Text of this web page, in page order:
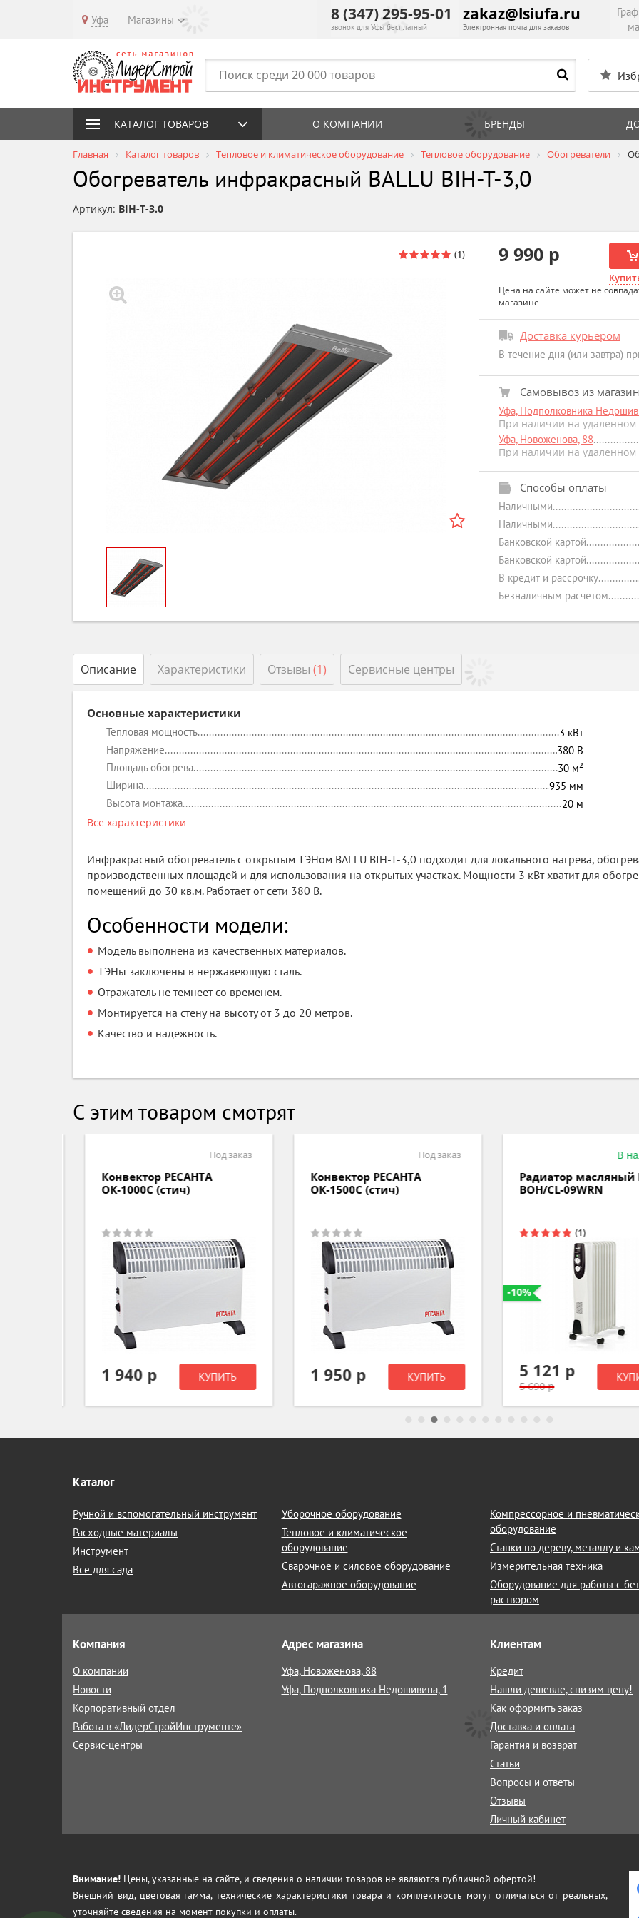
Уфа Магазины 8 (347) 295-95-01
звонок для Уфы бесплатный
zakaz@lsiufa.ru
Электронная почта для заказов
КАТАЛОГ ТОВАРОВ О КОМПАНИИ БРЕНДЫ
Главная Каталог товаров Тепловое и климатическое оборудование Тепловое оборудование Обогреватели
Обогреватель инфракрасный BALLU BIH-T-3,0
Артикул: BIH-Т-3.0
9 990 р
Цена на сайте может не
магазине
Доставка курьером
В течение дня (или завтра)
Самовывоз из
Уфа, Подполковника
При наличии на удаленном
Уфа, Новоженова, 88
При наличии на удаленном
Способы оплаты
Наличными
Наличными
Банковской картой
Банковской картой
В кредит и рассрочку
Безналичным расчетом
Описание Характеристики Отзывы (1) Сервисные центры
Основные характеристики
Тепловая мощность 3 кВт
Напряжение
380 В
Площадь обогрева
30 м²
Ширина
935 мм
Высота монтажа
20 м
Все характеристики
Инфракрасный обогреватель с открытым ТЭНом BALLU BIH-T-3,0 подходит для локального нагрева,
производственных площадей и для использования на открытых участках. Мощности 3 кВт хватит для
помещений до 30 кв.м. Работает от сети 380 В.
Особенности модели:
Модель выполнена из качественных материалов.
ТЭНы заключены в нержавеющую сталь.
Отражатель не темнеет со временем.
Монтируется на стену на высоту от 3 до 20 метров.
Качество и надежность.
С этим товаром смотрят
Под заказ
Конвектор РЕСАНТА
ОК-1000С (стич)
1 940 р КУПИТЬ
Под заказ
Конвектор РЕСАНТА
ОК-1500С (стич)
1 950 р КУПИТЬ
В
Радиатор масляный
BOH/CL-09WRN
-10%
5 121 р
5 690 р
Каталог
Ручной и вспомогательный инструмент
Расходные материалы
Инструмент
Все для сада
Уборочное оборудование
Тепловое и климатическое
оборудование
Сварочное и силовое оборудование
Автогаражное оборудование
Компрессорное и
оборудование
Станки по дереву, металлу и
Измерительная техника
Оборудование для работы с
раствором
Компания
О компании
Новости
Корпоративный отдел
Работа в «ЛидерСтройИнструменте»
Сервис-центры
Адрес магазина
Уфа, Новоженова, 88
Уфа, Подполковника Недошивина, 1
Клиентам
Кредит
Нашли дешевле, снизим цену!
Как оформить заказ
Доставка и оплата
Гарантия и возврат
Статьи
Вопросы и ответы
Отзывы
Личный кабинет
Внимание! Цены, указанные на сайте, и сведения о наличии товаров не являются публичной офертой!
Внешний вид, цветовая гамма, технические характеристики товара и комплектность могут отличаться от реальных,
уточняйте сведения на момент покупки и оплаты.